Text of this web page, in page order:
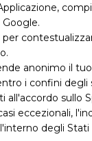
anonimo il
i confini
all'accordo sullo
eccezionali,
degli Stati